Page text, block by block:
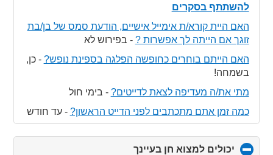
להשתתף בסקרים
האם היית קורא/ת אימייל אישיים, הודעת סמס של בן/בת
זוגך אם הייתה לך אפשרות ? - בפירוש לא
האם הייתם בוחרים כחופשה הפלגה בספינת נופש? -כן,
בשמחה!
מתי את/ה מעדיפה לצאת לדייטים? - בימי חול
כמה זמן אתם מתכתבים לפני הדייט הראשון? -עד חודש
יכולים למצוא חן בעיינך